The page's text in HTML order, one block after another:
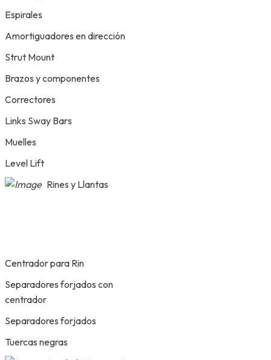
Espirales
Amortiguadores en dirección
Strut Mount
Brazos y componentes
Correctores
Links Sway Bars
Muelles
Level Lift
Rines y Llantas
Centrador para Rin
Separadores forjados con
centrador
Separadores forjados
Tuercas negras